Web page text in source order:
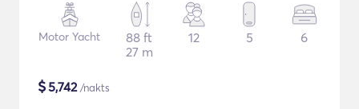
Motor Yacht
88 ft
27 m
12 5 6
$5,742/nakts